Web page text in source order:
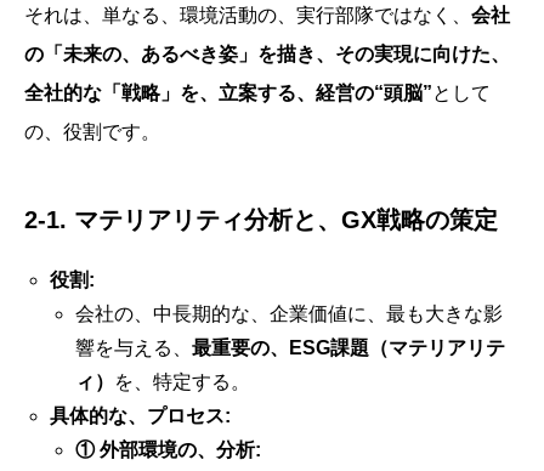
それは、単なる、環境活動の、実行部隊ではなく、 会社
の「未来の、あるべき姿」を描き、その実現に向けた、
全社的な「戦略」を、立案する、経営の“頭脳”として
の、役割です。
2-1. マテリアリティ分析と、GX戦略の策定
役割:
会社の、中長期的な、企業価値に、最も大きな影
響を与える、 最重要の、ESG課題（マテリアリテ
ィ）
を、特定する。
具体的な、プロセス:
① 外部環境の、分析: